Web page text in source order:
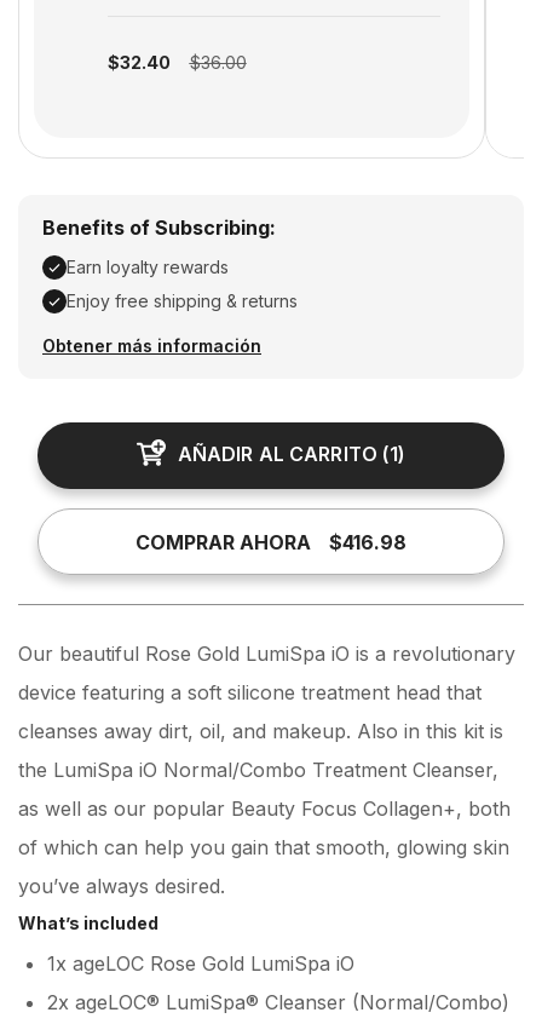
$32.40 $36.00
Benefits of Subscribing:
Earn loyalty rewards
Enjoy free shipping & returns
Earn loyalty rewards, Enjoy free shipping & returns
Obtener más información
AÑADIR AL CARRITO (1)
COMPRAR AHORA $416.98
Our beautiful Rose Gold LumiSpa iO is a revolutionary
device featuring a soft silicone treatment head that
cleanses away dirt, oil, and makeup. Also in this kit is
the LumiSpa iO Normal/Combo Treatment Cleanser,
as well as our popular Beauty Focus Collagen+, both
of which can help you gain that smooth, glowing skin
you’ve always desired.
What’s included
1x ageLOC Rose Gold LumiSpa iO
2x ageLOC® LumiSpa® Cleanser (Normal/Combo)